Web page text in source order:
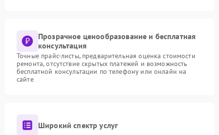
Прозрачное ценообразование и бесплатная
консультация
Точные прайс-листы, предварительная оценка стоимости
ремонта, отсутствие скрытых платежей и возможность
бесплатной консультации по телефону или онлайн на
сайте
Широкий спектр услуг